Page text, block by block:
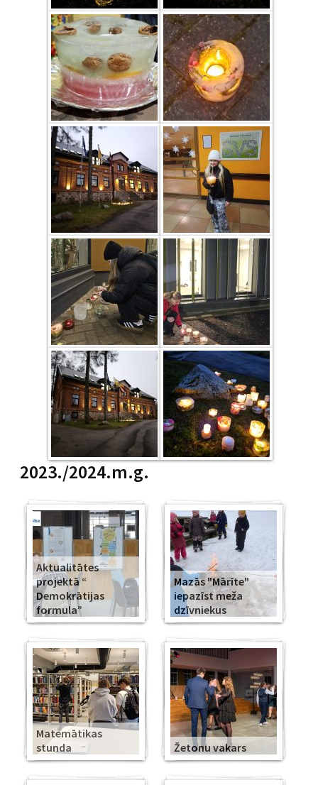
2023./2024.m.g.
Aktualitātes
projektā “
Demokrātijas
formula”
Mazās "Mārīte"
iepazīst meža
dzīvniekus
Matemātikas
stunda
Žetonu vakars